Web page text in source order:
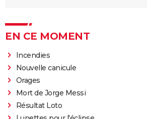
EN CE MOMENT
Incendies
Nouvelle canicule
Orages
Mort de Jorge Messi
Résultat Loto